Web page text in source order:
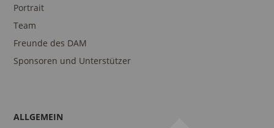
Portrait
Team
Freunde des DAM
Sponsoren und Unterstützer
ALLGEMEIN